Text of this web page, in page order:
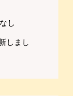
し
しまし